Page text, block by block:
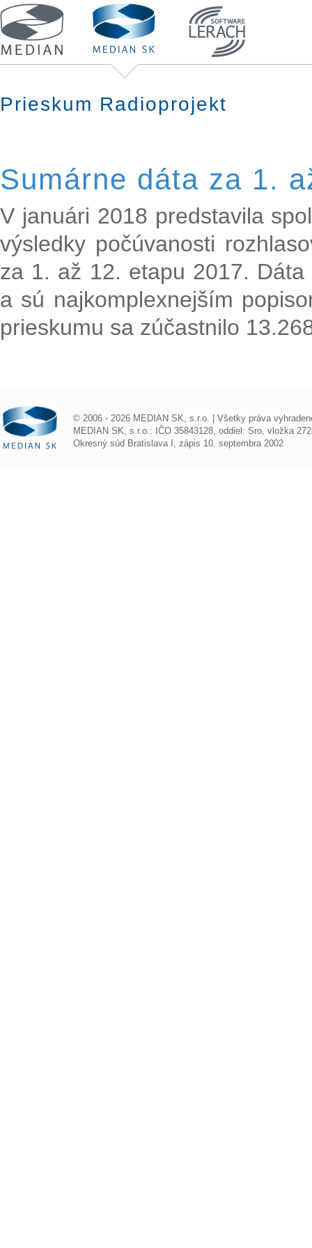
Prieskum Radioprojekt
Sumárne dáta za 1.
V januári 2018 predstavila
výsledky počúvanosti
za 1. až 12. etapu 2017.
a sú najkomplexnejším
prieskumu sa zúčastnilo
© 2006 - 2026 MEDIAN SK, s.r.o. | Všetky práva
MEDIAN SK, s.r.o.: IČO 35843128, oddiel: Sro, vložka
Okresný súd Bratislava I, zápis 10. septembra 2002